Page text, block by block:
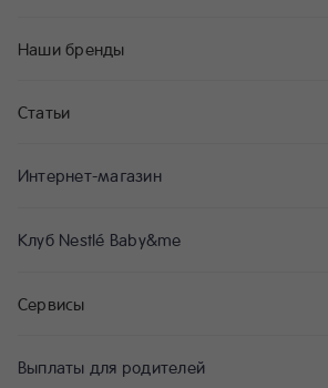
Наши бренды
Статьи
Интернет-магазин
Клуб Nestlé Baby&me
Сервисы
Выплаты для родителей